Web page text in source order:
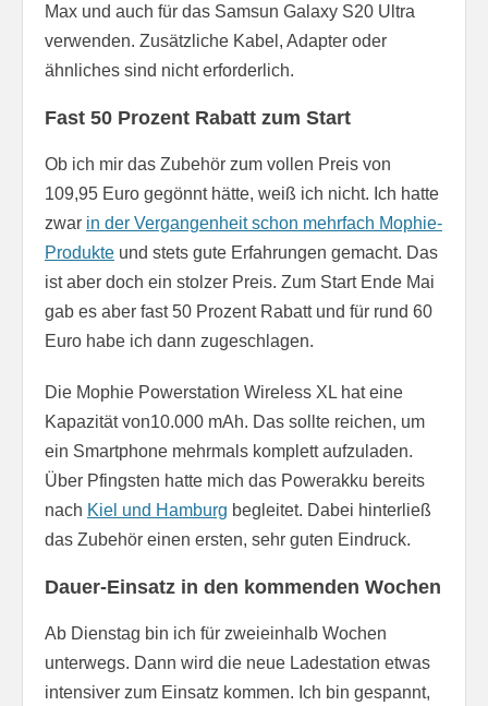
Max und auch für das Samsun Galaxy S20 Ultra
verwenden. Zusätzliche Kabel, Adapter oder
ähnliches sind nicht erforderlich.
Fast 50 Prozent Rabatt zum Start
Ob ich mir das Zubehör zum vollen Preis von
109,95 Euro gegönnt hätte, weiß ich nicht. Ich hatte
zwar in der Vergangenheit schon mehrfach Mophie-
Produkte und stets gute Erfahrungen gemacht. Das
ist aber doch ein stolzer Preis. Zum Start Ende Mai
gab es aber fast 50 Prozent Rabatt und für rund 60
Euro habe ich dann zugeschlagen.
Die Mophie Powerstation Wireless XL hat eine
Kapazität von10.000 mAh. Das sollte reichen, um
ein Smartphone mehrmals komplett aufzuladen.
Über Pfingsten hatte mich das Powerakku bereits
nach Kiel und Hamburg begleitet. Dabei hinterließ
das Zubehör einen ersten, sehr guten Eindruck.
Dauer-Einsatz in den kommenden Wochen
Ab Dienstag bin ich für zweieinhalb Wochen
unterwegs. Dann wird die neue Ladestation etwas
intensiver zum Einsatz kommen. Ich bin gespannt,